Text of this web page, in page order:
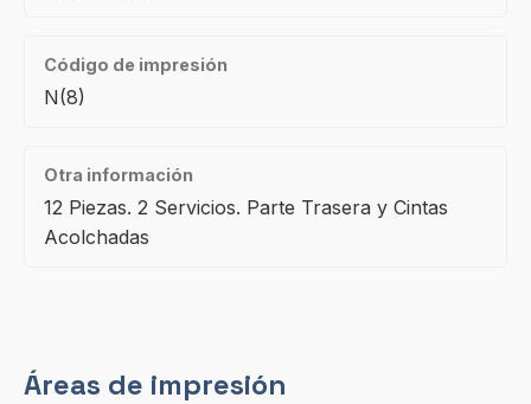
Código de impresión
N(8)
Otra información
12 Piezas. 2 Servicios. Parte Trasera y Cintas
Acolchadas
Áreas de impresión